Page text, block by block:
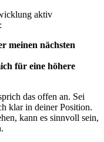
aktiv
meinen nächsten
für eine höhere
das offen an. Sei
klar in deiner Position.
kann es sinnvoll sein,